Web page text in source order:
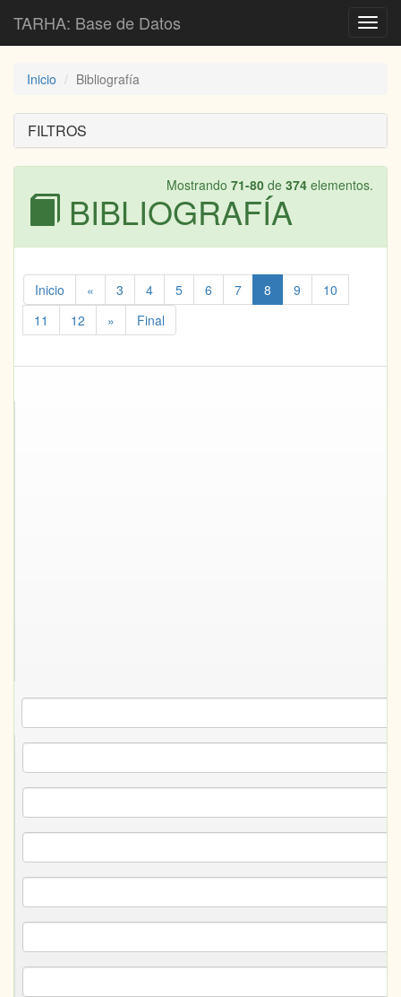
TARHA: Base de Datos
Inicio Bibliografía
FILTROS
Mostrando 71-80 de 374 elementos.
BIBLIOGRAFÍA
Inicio « 3 4 5 6 7 8 9
10
11
12 » Final